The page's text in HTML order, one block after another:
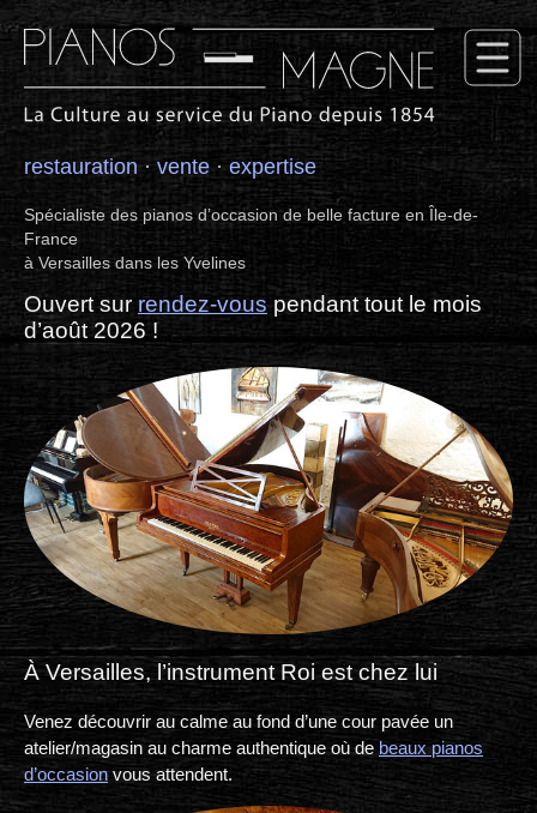
restauration· vente · expertise
Spécialiste des pianos d’occasion de belle facture en Île-de-
France
à Versailles dans les Yvelines
Ouvert sur rendez-vouspendant tout le mois
d’août 2026 !
À Versailles, l’instrument Roi est chez lui
Venez découvrir au calme au fond d’une cour pavée un
atelier/magasin au charme authentique où de beaux pianos
d’occasionvous attendent.